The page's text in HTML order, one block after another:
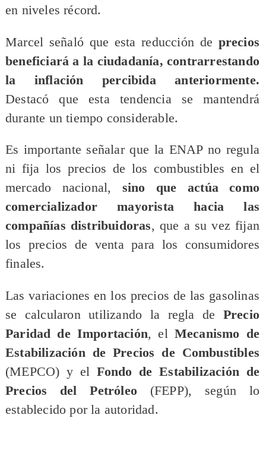
en niveles récord.
Marcel señaló que esta reducción de precios
beneficiará a la ciudadanía, contrarrestando
la inflación percibida anteriormente.
Destacó que esta tendencia se mantendrá
durante un tiempo considerable.
Es importante señalar que la ENAP no regula
ni fija los precios de los combustibles en el
mercado nacional,
sino que actúa como
comercializador mayorista hacia las
compañías distribuidoras, que a su vez fijan
los precios de venta para los consumidores
finales.
Las variaciones en los precios de las gasolinas
se calcularon utilizando la regla de Precio
Paridad de Importación, el Mecanismo de
Estabilización de Precios de Combustibles
(MEPCO) y el Fondo de Estabilización de
Precios del Petróleo (FEPP), según lo
establecido por la autoridad.